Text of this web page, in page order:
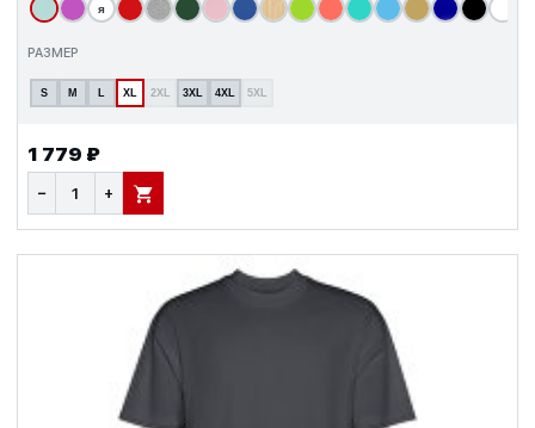
я
РАЗМЕР
S M L XL 2XL 3XL 4XL 5XL
1 779 ₽
− + В КОРЗИНУ